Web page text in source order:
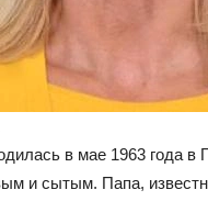
в мае 1963 года в
и сытым. Папа,